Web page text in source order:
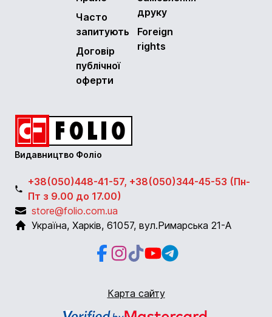
Часто
запитують
Договір
публічної
оферти
друку
Foreign
rights
Видавництво Фоліо
+38(050)448-41-57, +38(050)344-45-53 (Пн-
Пт з 9.00 до 17.00)
store@folio.com.ua
Україна, Харків, 61057, вул.Римарська 21-А
Facebook
Instagram
Instagram
YoutubeTelegram
Карта сайту